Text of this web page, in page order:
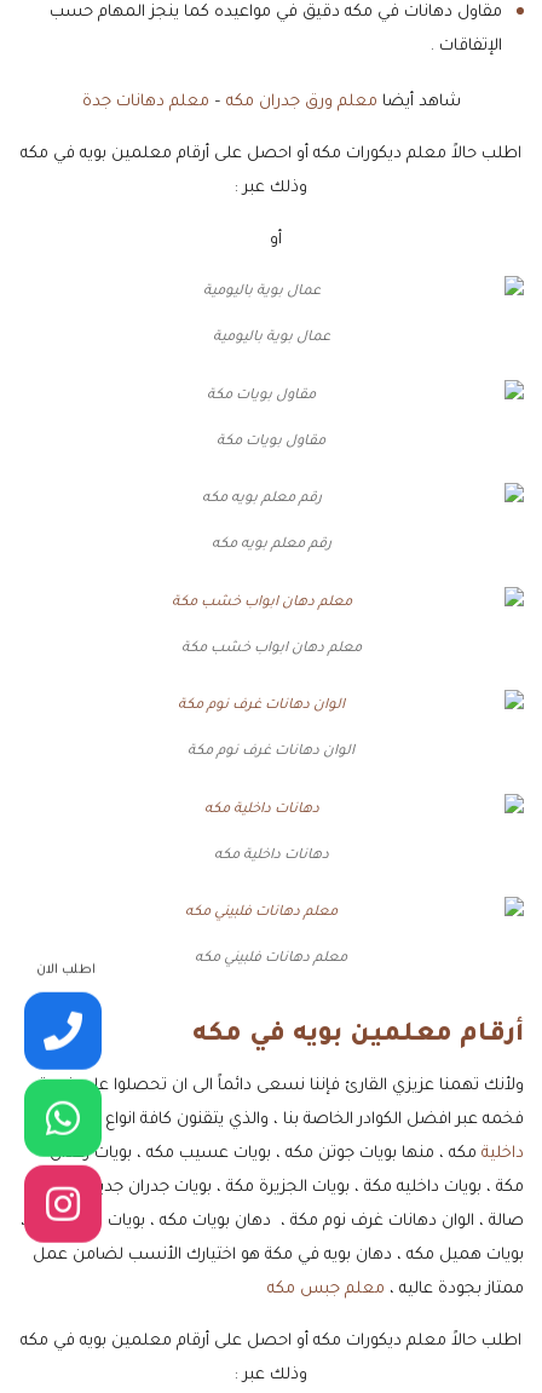
مقاول دهانات في مكه دقيق في مواعيده كما ينجز المهام حسب
الإتفاقات .
شاهد أيضا معلم ورق جدران مكه – معلم دهانات جدة
اطلب حالاً معلم ديكورات مكه أو احصل على أرقام معلمين بويه في مكه
وذلك عبر :
أو
عمال بوية باليومية
مقاول بويات مكة
رقم معلم بويه مكه
معلم دهان ابواب خشب مكة
الوان دهانات غرف نوم مكة
دهانات داخلية مكه
معلم دهانات فلبيني مكه
أرقام معلمين بويه في مكه
ولأنك تهمنا عزيزي القارئ فإننا نسعى دائماً الى ان تحصلوا على خدمة
فخمه عبر افضل الكوادر الخاصة بنا ، والذي يتقنون كافة انواع
دهانات
داخلية مكه ، منها بويات جوتن مكه ، بويات عسيب مكه ، بويات رغدان
مكة ، بويات داخليه مكة ، بويات الجزيرة مكة ، بويات جدران جديدة ، بويات
صالة ، الوان دهانات غرف نوم مكة ، دهان بويات مكه ، بويات بي بي سي ،
بويات هميل مكه ، دهان بويه في مكة هو اختيارك الأنسب لضامن عمل
ممتاز بجودة عاليه ، معلم جبس مكه
اطلب حالاً معلم ديكورات مكه أو احصل على أرقام معلمين بويه في مكه
وذلك عبر :
اطلب الان